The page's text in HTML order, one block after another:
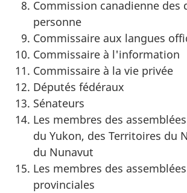
Commission canadienne des
personne
Commissaire aux langues
Commissaire à l'information
Commissaire à la vie privée
Députés fédéraux
Sénateurs
Les membres des
du Yukon, des Territoires du
du Nunavut
Les membres des
provinciales